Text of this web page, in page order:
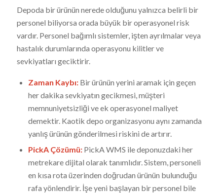
Depoda bir ürünün nerede olduğunu yalnızca belirli bir
personel biliyorsa orada büyük bir operasyonel risk
vardır. Personel bağımlı sistemler, işten ayrılmalar veya
hastalık durumlarında operasyonu kilitler ve
sevkiyatları geciktirir.
Zaman Kaybı:Bir ürünün yerini aramak için geçen
her dakika sevkiyatın gecikmesi, müşteri
memnuniyetsizliği ve ek operasyonel maliyet
demektir. Kaotik depo organizasyonu aynı zamanda
yanlış ürünün gönderilmesi riskini de artırır.
PickA Çözümü:PickA WMS ile deponuzdaki her
metrekare dijital olarak tanımlıdır. Sistem, personeli
en kısa rota üzerinden doğrudan ürünün bulunduğu
rafa yönlendirir. İşe yeni başlayan bir personel bile